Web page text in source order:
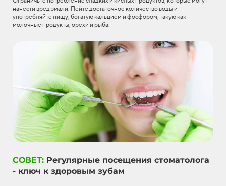
нанести вред эмали. Пейте достаточное количество воды и
употребляйте пищу, богатую кальцием и фосфором, такую как
молочные продукты, орехи и рыба.
СОВЕТ: Регулярные посещения стоматолога
- ключ к здоровым зубам